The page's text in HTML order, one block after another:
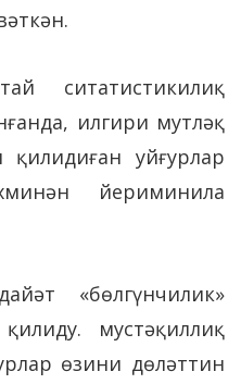
ситатистикилиқ
илгири мутләқ
уйғурлар
йериминила
«бөлгүнчилик»
мустәқиллиқ
өзини дөләттин